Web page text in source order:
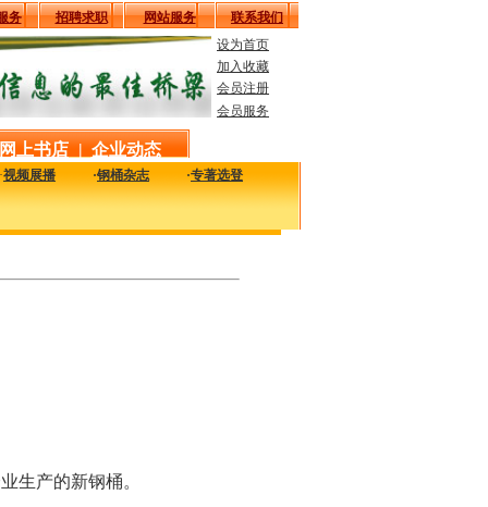
务 招聘求职 网站服务
联系我们
设为首页
加入收藏
会员注册
会员服务
网上书店 | 企业动态
·视频展播 ·钢桶杂志 ·专著选登
用的工艺、技术、质量及设备信息，致力于解决您生产中的实际问题。
生产的新钢桶。